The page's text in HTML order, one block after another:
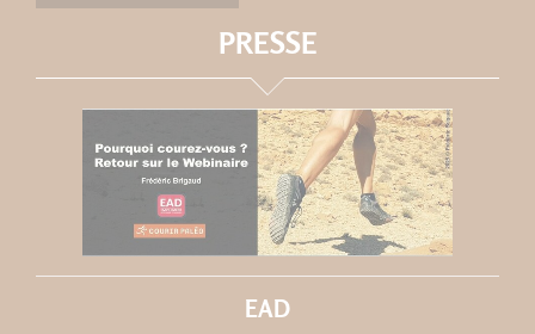
PRESSE
EAD